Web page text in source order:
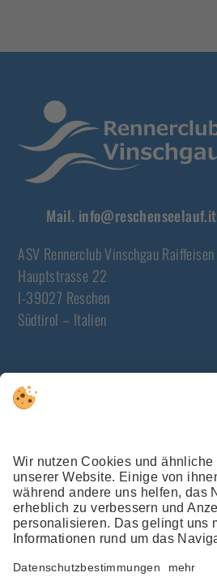
Mail. info@reschenseelauf.it
ASV Rennerclub Vinschgau Raiffeisen
Hauptstrasse 22
I-39027 Reschen
Südtirol – Italien
JETZT ANMELDEN